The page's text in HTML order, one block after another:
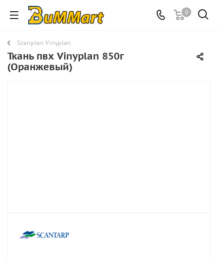
0
Scanplan Vinyplan
Ткань пвх Vinyplan 850г
(Оранжевый)